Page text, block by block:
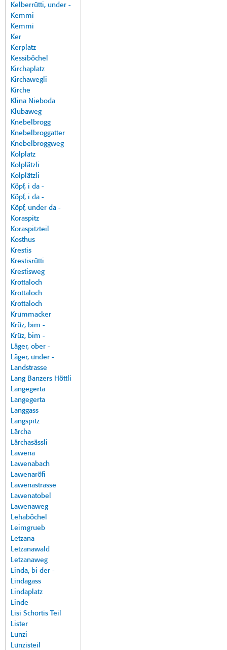
Kelberrütti, under -
Kemmi
Kemmi
Ker
Kerplatz
Kessiböchel
Kirchaplatz
Kirchawegli
Kirche
Klina Nieboda
Klubaweg
Knebelbrogg
Knebelbroggatter
Knebelbroggweg
Kolplatz
Kolplätzli
Kolplätzli
Köpf, i da -
Köpf, i da -
Köpf, under da -
Koraspitz
Koraspitzteil
Kosthus
Krestis
Krestisrütti
Krestisweg
Krottaloch
Krottaloch
Krottaloch
Krummacker
Krüz, bim -
Krüz, bim -
Läger, ober -
Läger, under -
Landstrasse
Lang Banzers Höttli
Langegerta
Langegerta
Langgass
Langspitz
Lärcha
Lärchasässli
Lawena
Lawenabach
Lawenaröfi
Lawenastrasse
Lawenatobel
Lawenaweg
Lehaböchel
Leimgrueb
Letzana
Letzanawald
Letzanaweg
Linda, bi der -
Lindagass
Lindaplatz
Linde
Lisi Schortis Teil
Lister
Lunzi
Lunzisteil